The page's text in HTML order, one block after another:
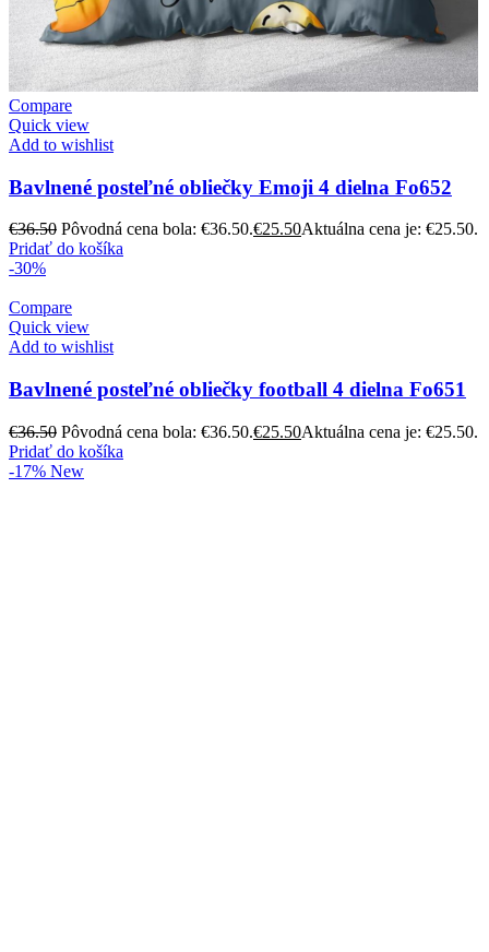
Compare
Quick view
Add to wishlist
Bavlnené posteľné obliečky Emoji 4 dielna Fo652
€36.50 Pôvodná cena bola: €36.50.€25.50Aktuálna cena je: €25.50.
Pridať do košíka
-30%
Compare
Quick view
Add to wishlist
Bavlnené posteľné obliečky football 4 dielna Fo651
€36.50 Pôvodná cena bola: €36.50.€25.50Aktuálna cena je: €25.50.
Pridať do košíka
-17% New